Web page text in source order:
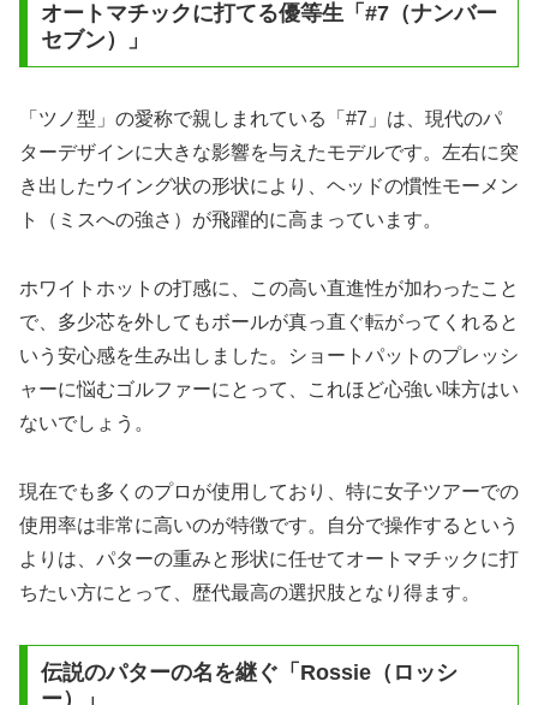
オートマチックに打てる優等生「#7（ナンバー
セブン）」
「ツノ型」の愛称で親しまれている「#7」は、現代のパ
ターデザインに大きな影響を与えたモデルです。左右に突
き出したウイング状の形状により、ヘッドの慣性モーメン
ト（ミスへの強さ）が飛躍的に高まっています。
ホワイトホットの打感に、この高い直進性が加わったこと
で、多少芯を外してもボールが真っ直ぐ転がってくれると
いう安心感を生み出しました。ショートパットのプレッシ
ャーに悩むゴルファーにとって、これほど心強い味方はい
ないでしょう。
現在でも多くのプロが使用しており、特に女子ツアーでの
使用率は非常に高いのが特徴です。自分で操作するという
よりは、パターの重みと形状に任せてオートマチックに打
ちたい方にとって、歴代最高の選択肢となり得ます。
伝説のパターの名を継ぐ「Rossie（ロッシ
ー）」